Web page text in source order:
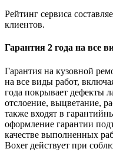
Рейтинг сервиса
клиентов.
Гарантия 2 года на все
Гарантия на кузовной
на все виды работ,
года покрывает дефекты
отслоение, выцветание,
также входят в
оформление гарантии
качестве выполненных
Boxer действует при